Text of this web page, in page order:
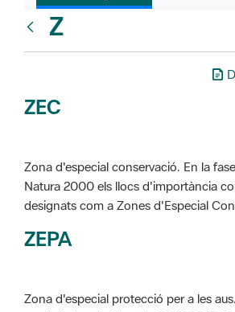
Z
ZEC
Zona d'especial conservació. En la
Natura 2000 els llocs d'importància
designats com a Zones d'Especial
ZEPA
Zona d'especial protecció per a les